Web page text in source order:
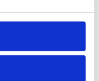
Mors Varme
og taler.